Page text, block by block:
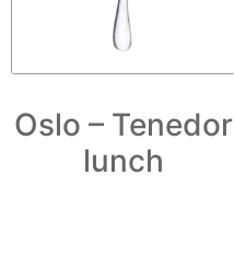
Oslo – Tenedor
lunch